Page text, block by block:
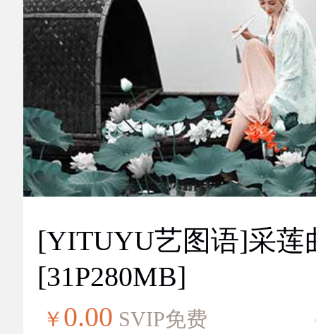
[YITUYU艺图语]采莲
[31P280MB]
￥ 0.00 SVIP免费